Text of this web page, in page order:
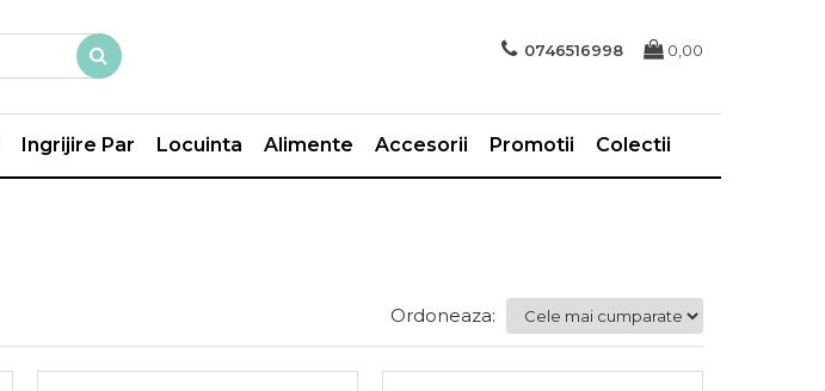
0746516998 0,00
Ingrijire Par Locuinta Alimente Accesorii Promotii Colectii
Ordoneaza: